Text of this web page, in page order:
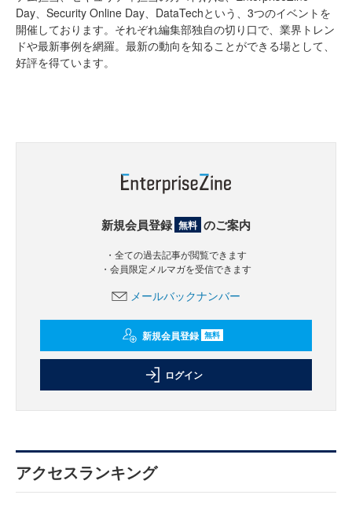
Day、Security Online Day、DataTechという、3つのイベントを
開催しております。それぞれ編集部独自の切り口で、業界トレン
ドや最新事例を網羅。最新の動向を知ることができる場として、
好評を得ています。
新規会員登録 無料 のご案内
・全ての過去記事が閲覧できます
・会員限定メルマガを受信できます
メールバックナンバー
新規会員登録 無料
ログイン
アクセスランキング